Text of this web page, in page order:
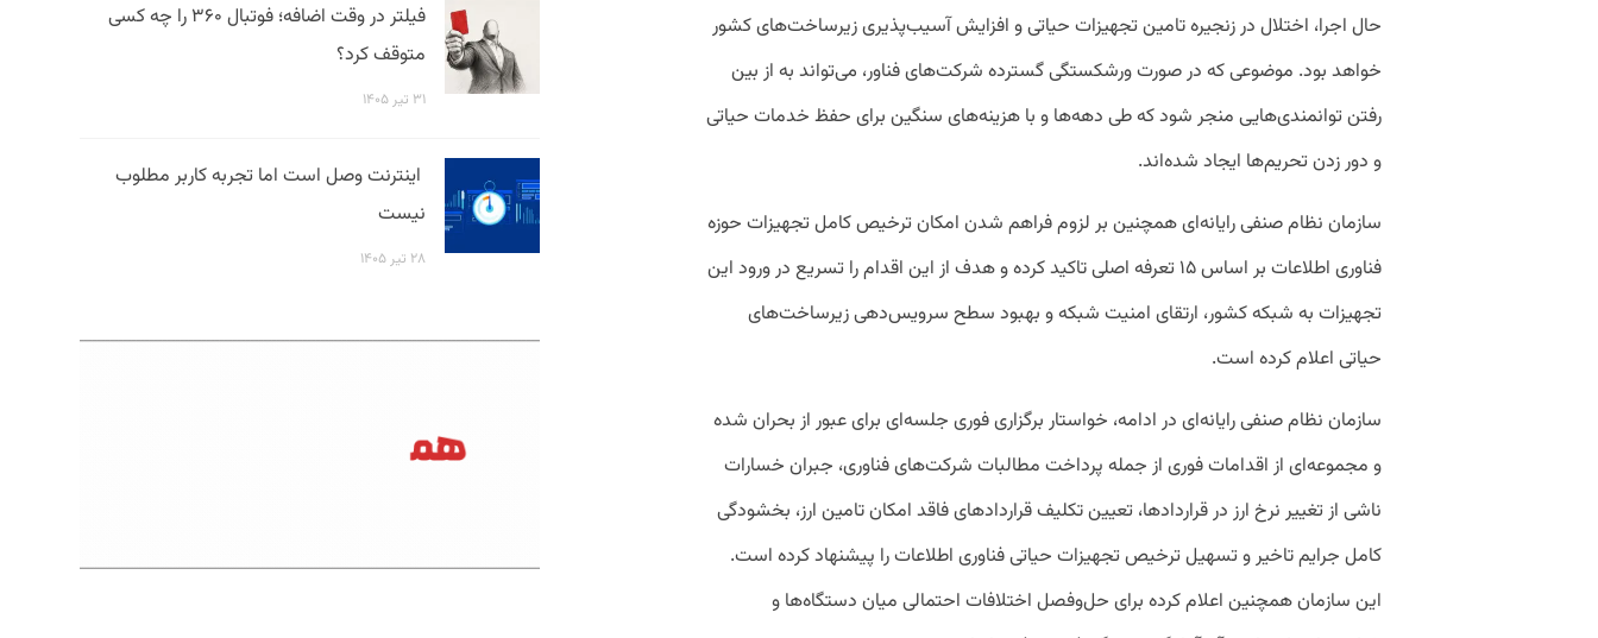
حال اجرا، اختلال در زنجیره تامین تجهیزات حیاتی و افزایش آسیب‌پذیری زیرساخت‌های کشور
خواهد بود. موضوعی که در صورت ورشکستگی گسترده شرکت‌های فناور، می‌تواند به از بین
رفتن توانمندی‌هایی منجر شود که طی دهه‌ها و با هزینه‌های سنگین برای حفظ خدمات حیاتی
و دور زدن تحریم‌ها ایجاد شده‌اند.
سازمان نظام صنفی رایانه‌ای همچنین بر لزوم فراهم شدن امکان ترخیص کامل تجهیزات حوزه
فناوری اطلاعات بر اساس ۱۵ تعرفه اصلی تاکید کرده و هدف از این اقدام را تسریع در ورود این
تجهیزات به شبکه کشور، ارتقای امنیت شبکه و بهبود سطح سرویس‌دهی زیرساخت‌های
حیاتی اعلام کرده است.
سازمان نظام صنفی رایانه‌ای در ادامه، خواستار برگزاری فوری جلسه‌ای برای عبور از بحران شده
و مجموعه‌ای از اقدامات فوری از جمله پرداخت مطالبات شرکت‌های فناوری، جبران خسارات
ناشی از تغییر نرخ ارز در قراردادها، تعیین تکلیف قراردادهای فاقد امکان تامین ارز، بخشودگی
کامل جرایم تاخیر و تسهیل ترخیص تجهیزات حیاتی فناوری اطلاعات را پیشنهاد کرده است.
این سازمان همچنین اعلام کرده برای حل‌وفصل اختلافات احتمالی میان دستگاه‌ها و
فیلتر در وقت اضافه؛ فوتبال ۳۶۰ را چه کسی
متوقف کرد؟
۳۱ تیر ۱۴۰۵
اینترنت وصل است اما تجربه کاربر مطلوب
نیست
۲۸ تیر ۱۴۰۵